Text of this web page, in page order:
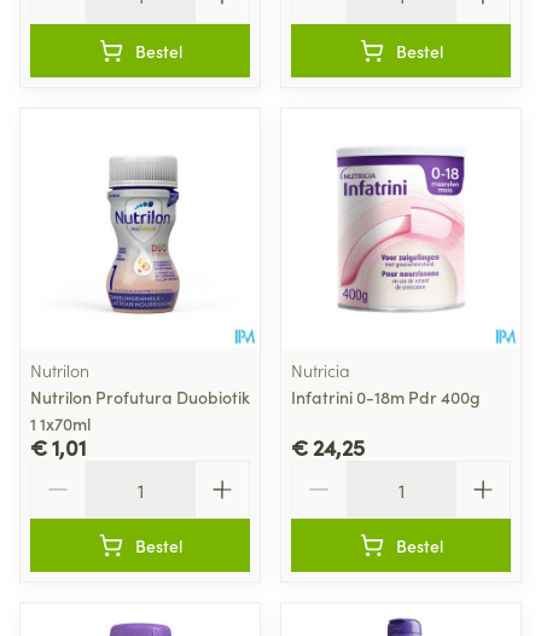
Bestel Bestel
Nutrilon
Nutrilon Profutura Duobiotik
1 1x70ml
€ 1,01
Bestel
Nutricia
Infatrini 0-18m Pdr 400g
€ 24,25
Bestel